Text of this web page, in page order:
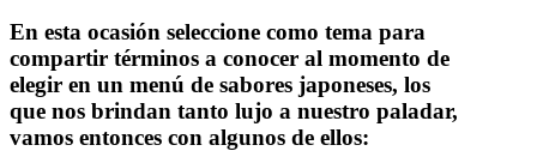
En esta ocasión seleccione como tema para
compartir términos a conocer al momento de
elegir en un menú de sabores japoneses, los
que nos brindan tanto lujo a nuestro paladar,
vamos entonces con algunos de ellos: